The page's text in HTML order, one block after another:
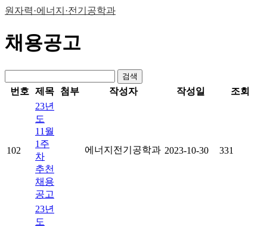
원자력·에너지·전기공학과
채용공고
검색
번호 제목 첨부 작성자 작성일 조회
102
23년
도
11월
1주
차
추천
채용
공고
에너지전기공학과 2023-10-30 331
23년
도